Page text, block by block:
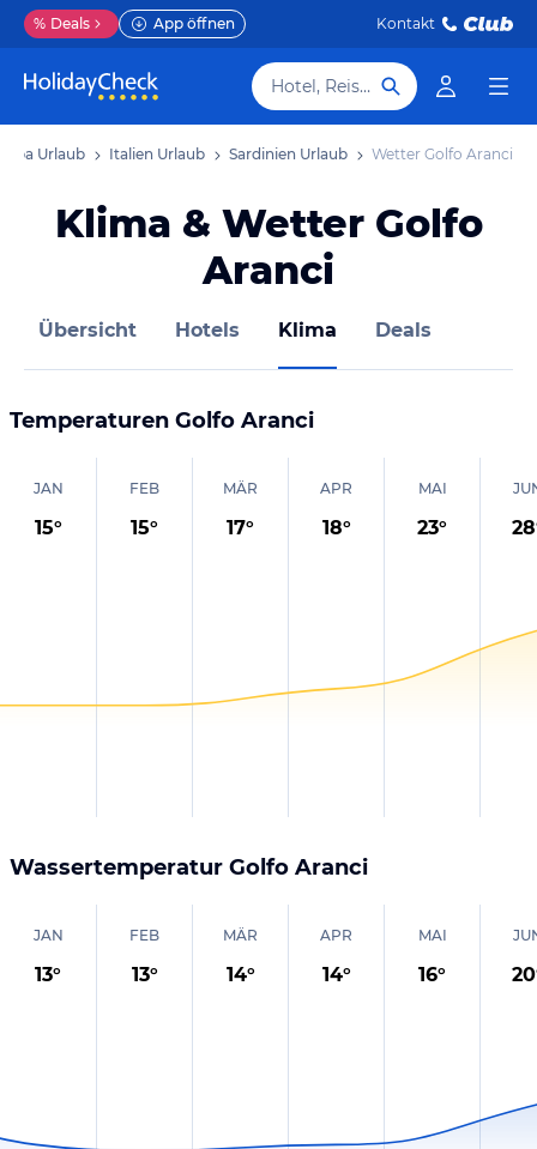
% Deals App öffnen Kontakt
Hotel, Reiseziel
Urlaub Italien Urlaub Sardinien Urlaub Wetter Golfo Aranci
Klima & Wetter Golfo
Aranci
Übersicht Hotels Klima Deals
Temperaturen Golfo Aranci
JAN
15°
FEB
15°
MÄR
17°
APR
18°
MAI
23° 28
Wassertemperatur Golfo Aranci
JAN
13°
FEB
13°
MÄR
14°
APR
14°
MAI
16° 20